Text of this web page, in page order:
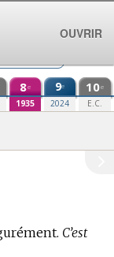
8e
1935
9e
2024
10e
E.C.
C’est
OUVRIR